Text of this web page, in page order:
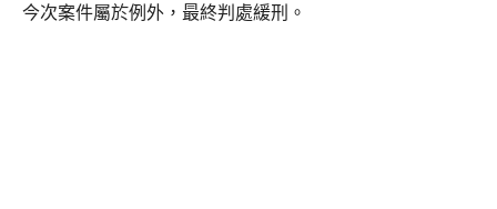
今次案件屬於例外，最終判處緩刑。